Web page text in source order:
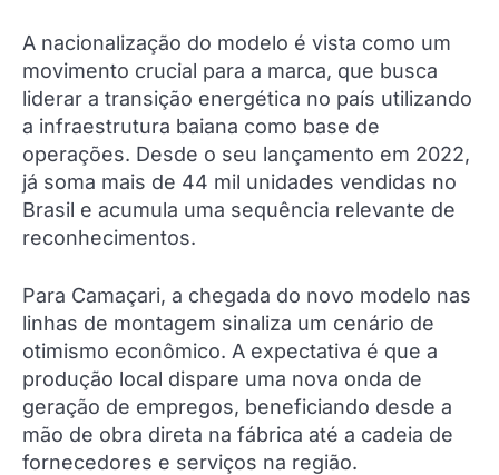
A nacionalização do modelo é vista como um
movimento crucial para a marca, que busca
liderar a transição energética no país utilizando
a infraestrutura baiana como base de
operações. Desde o seu lançamento em 2022,
já soma mais de 44 mil unidades vendidas no
Brasil e acumula uma sequência relevante de
reconhecimentos.
​Para Camaçari, a chegada do novo modelo nas
linhas de montagem sinaliza um cenário de
otimismo econômico. A expectativa é que a
produção local dispare uma nova onda de
geração de empregos, beneficiando desde a
mão de obra direta na fábrica até a cadeia de
fornecedores e serviços na região.